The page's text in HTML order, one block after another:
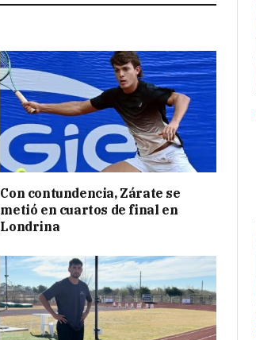
Con contundencia, Zárate se
metió en cuartos de final en
Londrina